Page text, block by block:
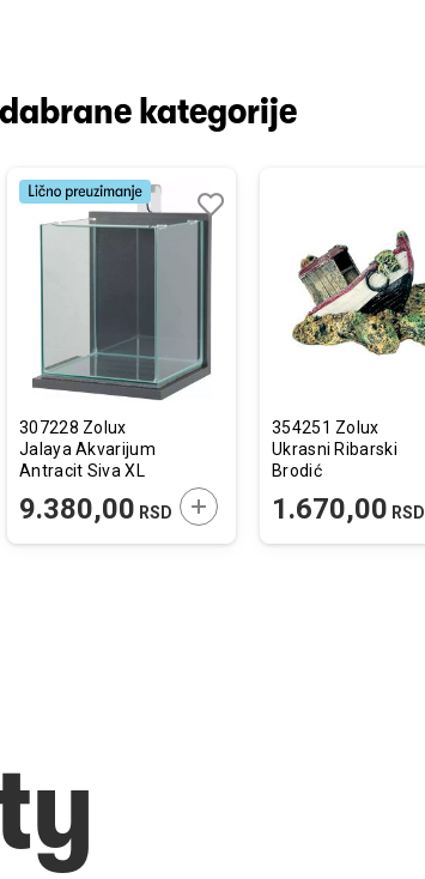
kategorije
U KORPU
307228 Zolux
Jalaya Akvarijum
Antracit Siva XL
9.380,00 RSD DODAJTE U KORPU
Dodaj
Uporedi
354251 Zolux
Ukrasni Ribarski
Brodić
1.670,00 RSD